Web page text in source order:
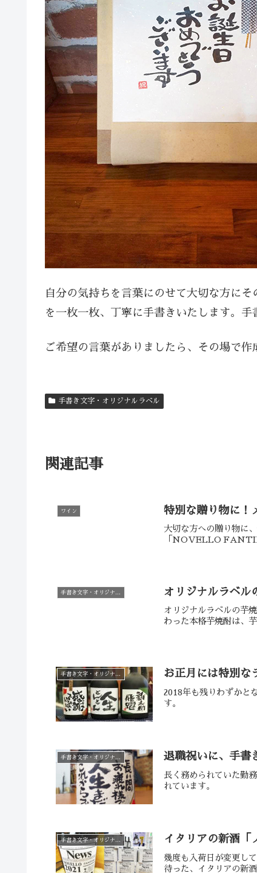
自分の気持ちを言葉にのせて大切な方に
を一枚一枚、丁寧に手書きいたします。手
ご希望の言葉がありましたら、その場で
手書き文字・オリジナルラベル
関連記事
ワイン 特別な贈り物に！
大切な方への贈り物に
「NOVELLO
手書き文字・オリジナルラベル オリジナルラベル
オリジナルラベルの芋
わった本格芋焼酎は、
手書き文字・オリジナルラベル お正月には特別な
2018年も残りわずかと
す。
退職祝いに、手書
長く務められていた勤
れています。
イタリアの新酒「
幾度も入荷日が変更し
待った、イタリアの新